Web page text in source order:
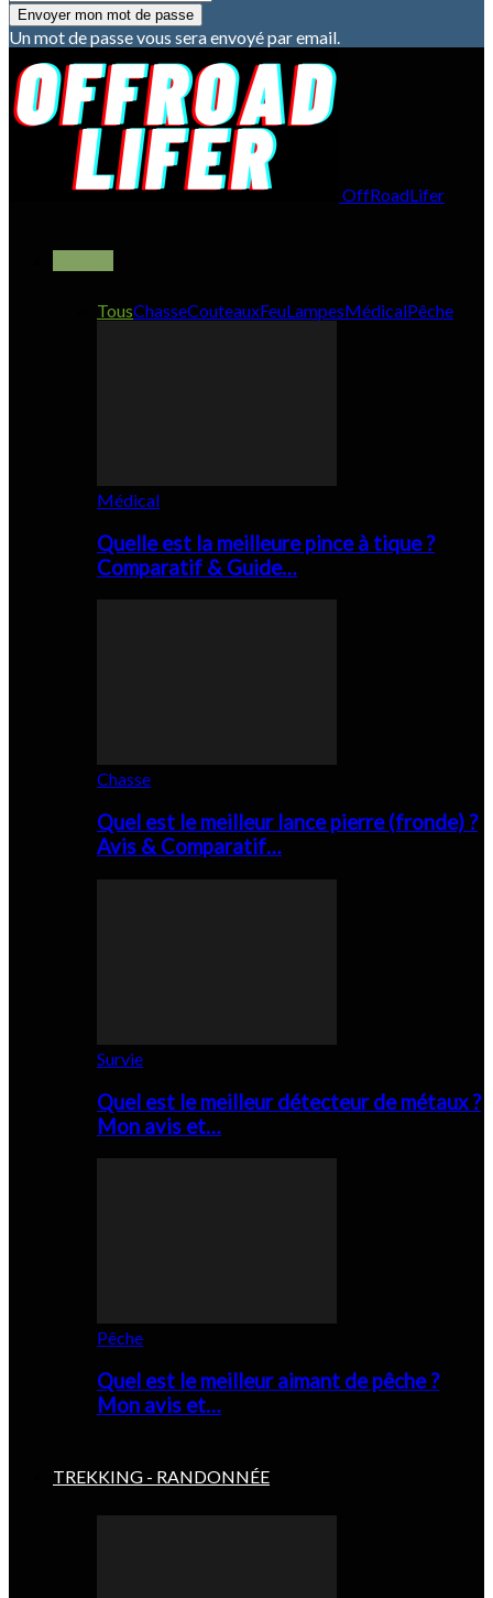
Un mot de passe vous sera envoyé par email.
OffRoadLifer
TousChasseCouteauxFeuLampesMédicalPêche
Médical
Quelle est la meilleure pince à tique ?
Comparatif & Guide…
Chasse
Quel est le meilleur lance pierre (fronde) ?
Avis & Comparatif…
Survie
Quel est le meilleur détecteur de métaux ?
Mon avis et…
Pêche
Quel est le meilleur aimant de pêche ?
Mon avis et…
TREKKING - RANDONNÉE